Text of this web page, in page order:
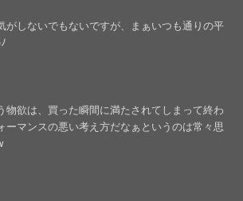
がしないでもないですが、まぁいつも通りの平
物欲は、買った瞬間に満たされてしまって終わ
ーマンスの悪い考え方だなぁというのは常々思